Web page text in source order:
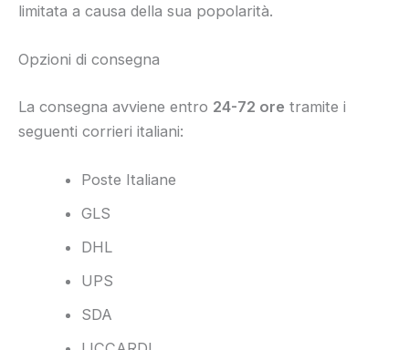
limitata a causa della sua popolarità.
Opzioni di consegna
La consegna avviene entro 24-72 ore tramite i
seguenti corrieri italiani:
Poste Italiane
GLS
DHL
UPS
SDA